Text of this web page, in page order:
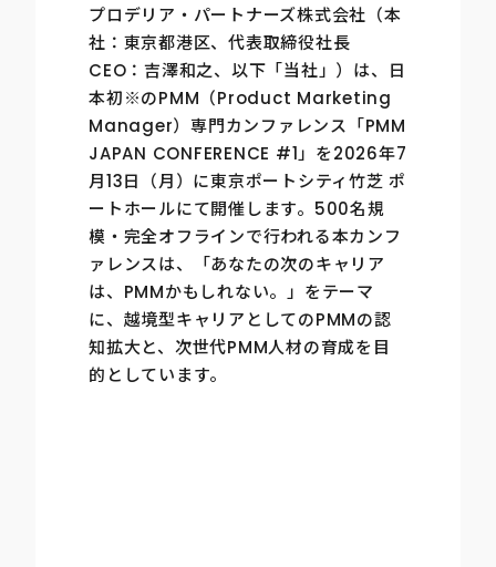
プロデリア・パートナーズ株式会社（本
社：東京都港区、代表取締役社長
CEO：吉澤和之、以下「当社」）は、日
本初※のPMM（Product Marketing
Manager）専門カンファレンス「PMM
JAPAN CONFERENCE #1」を2026年7
月13日（月）に東京ポートシティ竹芝 ポ
ートホールにて開催します。500名規
模・完全オフラインで行われる本カンフ
ァレンスは、「あなたの次のキャリア
は、PMMかもしれない。」をテーマ
に、越境型キャリアとしてのPMMの認
知拡大と、次世代PMM人材の育成を目
的としています。